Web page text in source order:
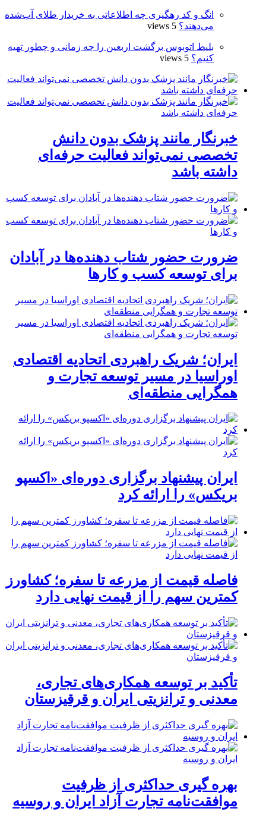
انگ و کد رهگیری چه اطلاعاتی به خریدار طلای آب‌شده
می‌دهند؟ 5 views
بلیط اتوبوس برگشت اربعین را چه زمانی و چطور تهیه
کنیم؟ 5 views
خبرنگار مانند پزشک بدون دانش
تخصصی نمی‌تواند فعالیت حرفه‌ای
داشته باشد
ضرورت حضور شتاب ‌دهنده‌ها در آبادان
برای توسعه کسب‌ و کارها
ایران؛ شریک راهبردی اتحادیه اقتصادی
اوراسیا در مسیر توسعه تجارت و
همگرایی منطقه‌ای
ایران پیشنهاد برگزاری دوره‌ای «اکسپو
بریکس» را ارائه کرد
فاصله قیمت از مزرعه تا سفره؛ کشاورز
کمترین سهم را از قیمت نهایی دارد
تأکید بر توسعه همکاری‌های تجاری،
معدنی و ترانزیتی ایران و قرقیزستان
بهره گیری حداکثری از ظرفیت
موافقت‌نامه تجارت آزاد ایران و روسیه